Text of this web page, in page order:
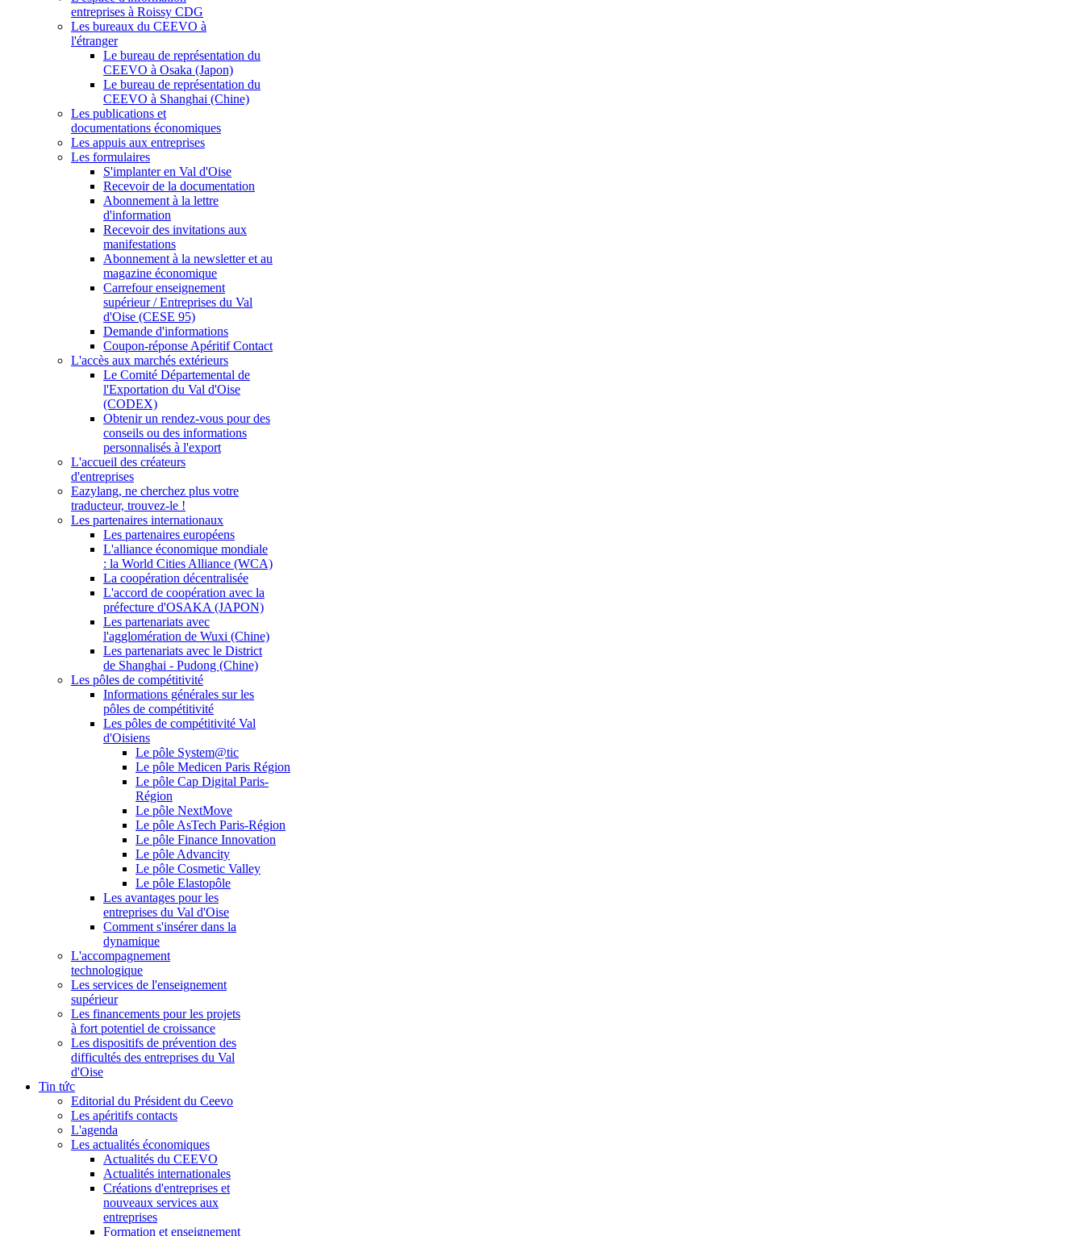
entreprises à Roissy CDG
Les bureaux du CEEVO à
l'étranger
Le bureau de représentation du
CEEVO à Osaka (Japon)
Le bureau de représentation du
CEEVO à Shanghai (Chine)
Les publications et
documentations économiques
Les appuis aux entreprises
Les formulaires
S'implanter en Val d'Oise
Recevoir de la documentation
Abonnement à la lettre
d'information
Recevoir des invitations aux
manifestations
Abonnement à la newsletter et au
magazine économique
Carrefour enseignement
supérieur / Entreprises du Val
d'Oise (CESE 95)
Demande d'informations
Coupon-réponse Apéritif Contact
L'accès aux marchés extérieurs
Le Comité Départemental de
l'Exportation du Val d'Oise
(CODEX)
Obtenir un rendez-vous pour des
conseils ou des informations
personnalisés à l'export
L'accueil des créateurs
d'entreprises
Eazylang, ne cherchez plus votre
traducteur, trouvez-le !
Les partenaires internationaux
Les partenaires européens
L'alliance économique mondiale
: la World Cities Alliance (WCA)
La coopération décentralisée
L'accord de coopération avec la
préfecture d'OSAKA (JAPON)
Les partenariats avec
l'agglomération de Wuxi (Chine)
Les partenariats avec le District
de Shanghai - Pudong (Chine)
Les pôles de compétitivité
Informations générales sur les
pôles de compétitivité
Les pôles de compétitivité Val
d'Oisiens
Le pôle System@tic
Le pôle Medicen Paris Région
Le pôle Cap Digital Paris-
Région
Le pôle NextMove
Le pôle AsTech Paris-Région
Le pôle Finance Innovation
Le pôle Advancity
Le pôle Cosmetic Valley
Le pôle Elastopôle
Les avantages pour les
entreprises du Val d'Oise
Comment s'insérer dans la
dynamique
L'accompagnement
technologique
Les services de l'enseignement
supérieur
Les financements pour les projets
à fort potentiel de croissance
Les dispositifs de prévention des
difficultés des entreprises du Val
d'Oise
Tin tức
Editorial du Président du Ceevo
Les apéritifs contacts
L'agenda
Les actualités économiques
Actualités du CEEVO
Actualités internationales
Créations d'entreprises et
nouveaux services aux
entreprises
Formation et enseignement